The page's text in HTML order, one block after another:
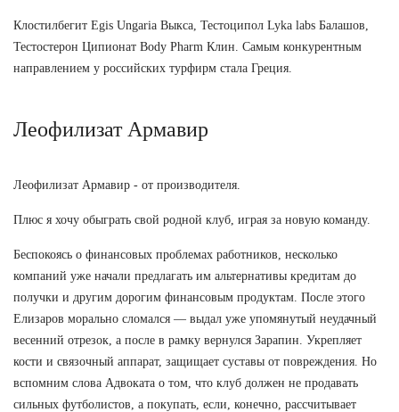
Клостилбегит Egis Ungaria Выкса, Тестоципол Lyka labs Балашов,
Тестостерон Ципионат Body Pharm Клин. Самым конкурентным
направлением у российских турфирм стала Греция.
Леофилизат Армавир
Леофилизат Армавир - от производителя.
Плюс я хочу обыграть свой родной клуб, играя за новую команду.
Беспокоясь о финансовых проблемах работников, несколько
компаний уже начали предлагать им альтернативы кредитам до
получки и другим дорогим финансовым продуктам. После этого
Елизаров морально сломался — выдал уже упомянутый неудачный
весенний отрезок, а после в рамку вернулся Зарапин. Укрепляет
кости и связочный аппарат, защищает суставы от повреждения. Но
вспомним слова Адвоката о том, что клуб должен не продавать
сильных футболистов, а покупать, если, конечно, рассчитывает